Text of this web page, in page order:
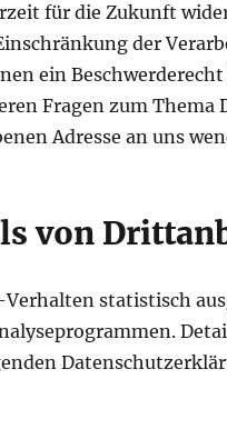
für die Zukunft
der
ein
Fragen zum Thema
Adresse an uns
von
statistisch